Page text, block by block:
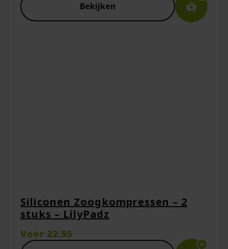
Captcha*
Bekijken
Siliconen Zoogkompressen – 2
stuks – LilyPadz
Voor 22.95